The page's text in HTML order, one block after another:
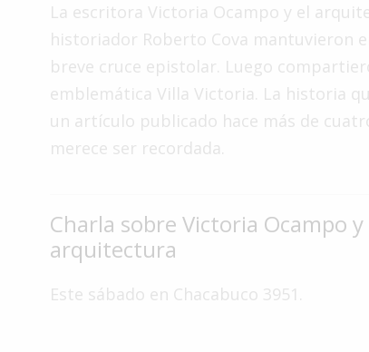
Cultura
Tecnología
Gastronomía
La escritora Victoria Ocampo y el
historiador Roberto Cova mantuvieron
breve cruce epistolar. Luego
emblemática Villa Victoria. La historia
un artículo publicado hace más de
merece ser recordada.
Charla sobre Victoria Ocampo y
arquitectura
Este sábado en Chacabuco 3951.